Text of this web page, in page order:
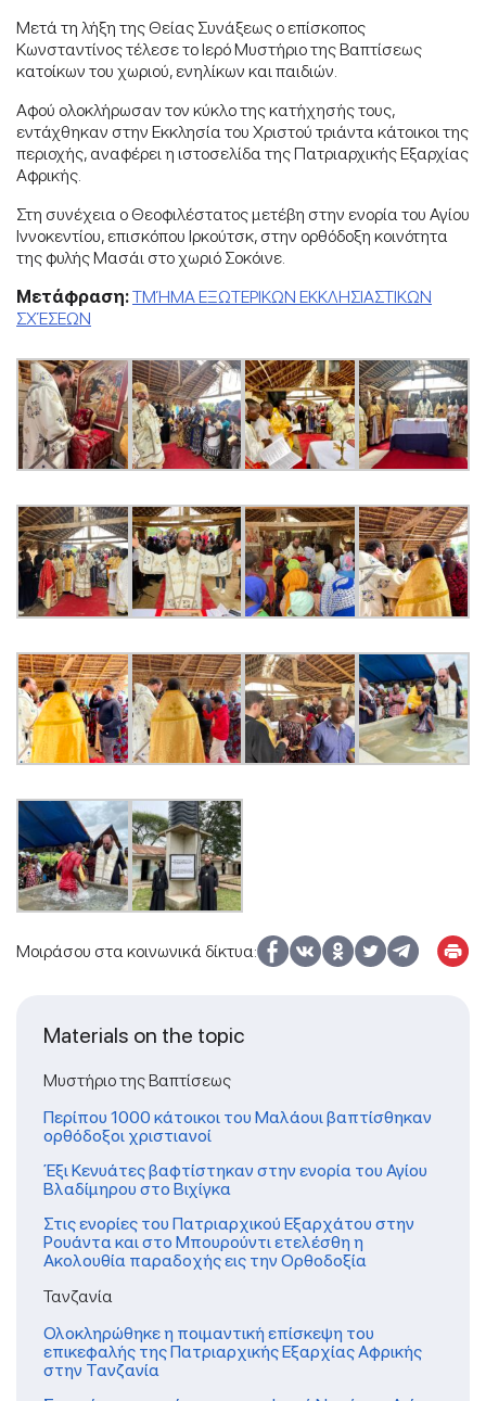
Μετά τη λήξη της Θείας Συνάξεως ο επίσκοπος
Κωνσταντίνος τέλεσε το Ιερό Μυστήριο της Βαπτίσεως
κατοίκων του χωριού, ενηλίκων και παιδιών.
Αφού ολοκλήρωσαν τον κύκλο της κατήχησής τους,
εντάχθηκαν στην Εκκλησία του Χριστού τριάντα κάτοικοι της
περιοχής, αναφέρει η ιστοσελίδα της Πατριαρχικής Εξαρχίας
Αφρικής.
Στη συνέχεια ο Θεοφιλέστατος μετέβη στην ενορία του Αγίου
Ιννοκεντίου, επισκόπου Ιρκούτσκ, στην ορθόδοξη κοινότητα
της φυλής Μασάι στο χωριό Σοκόινε.
Μετάφραση:ΤΜΉΜΑ ΕΞΩΤΕΡΙΚΩΝ ΕΚΚΛΗΣΙΑΣΤΙΚΩΝ
ΣΧΈΣΕΩΝ
Μοιράσου στα κοινωνικά δίκτυα:
Materials on the topic
Μυστήριο της Βαπτίσεως
Περίπου 1000 κάτοικοι του Μαλάουι βαπτίσθηκαν
ορθόδοξοι χριστιανοί
Έξι Κενυάτες βαφτίστηκαν στην ενορία του Αγίου
Βλαδίμηρου στο Βιχίγκα
Στις ενορίες του Πατριαρχικού Εξαρχάτου στην
Ρουάντα και στο Μπουρούντι ετελέσθη η
Ακολουθία παραδοχής εις την Ορθοδοξία
Τανζανία
Ολοκληρώθηκε η ποιμαντική επίσκεψη του
επικεφαλής της Πατριαρχικής Εξαρχίας Αφρικής
στην Τανζανία